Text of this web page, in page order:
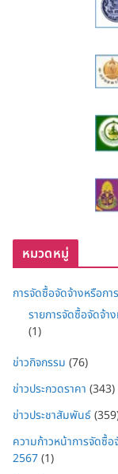
หมวดหมู่
การจัดซื้อจัดจ้างหรือก
รายการจัดซื้อจัดจ้
(1)
ข่าวกิจกรรม (76)
ข่าวประกวดราคา (343)
ข่าวประชาสัมพันธ์
ความก้าวหน้าการจัดซื้
2567(1)